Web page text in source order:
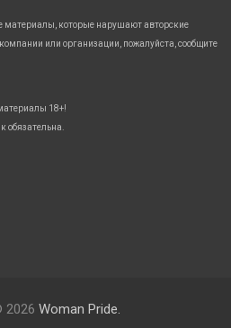
материалы, которые нарушают авторские
или организации, пожалуйста, сообщите
18+!
обязательна.
2026 Woman Pride.